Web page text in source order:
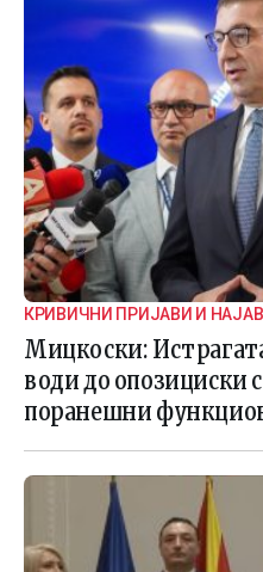
КРИВИЧНИ ПРИЈАВИ И
ИСТРАГАТА
Мицкоски:
води до опозициски
поранешни